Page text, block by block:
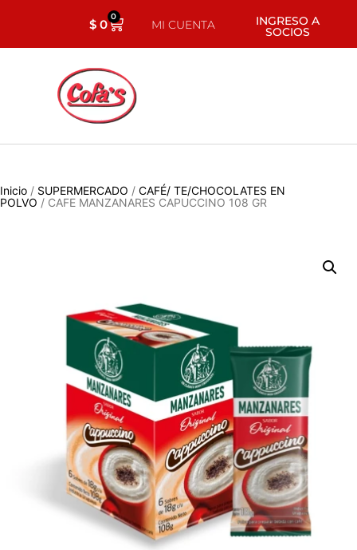
$0 0
MI CUENTA INGRESO A
SOCIOS
Inicio / SUPERMERCADO / CAFÉ/ TE/CHOCOLATES EN
POLVO / CAFE MANZANARES CAPUCCINO 108 GR